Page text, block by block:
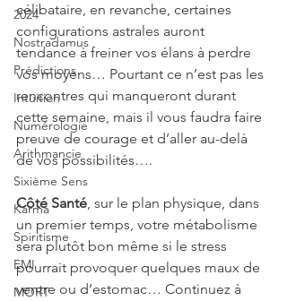
2024
Nostradamus
Prédictions
Intuition
Numérologie
Arithmancie
Sixième Sens
Karma
Spiritisme
EMI
MORT
célibataire, en revanche, certaines
configurations astrales auront
tendance à freiner vos élans à perdre
vos moyens… Pourtant ce n’est pas les
rencontres qui manqueront durant
cette semaine, mais il vous faudra faire
preuve de courage et d’aller au-delà
de vos possibilités….
Côté Santé, sur le plan physique, dans
un premier temps, votre métabolisme
sera plutôt bon même si le stress
pourrait provoquer quelques maux de
ventre ou d’estomac… Continuez à